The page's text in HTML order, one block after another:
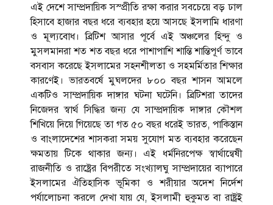
এই দেশে সাম্প্রদায়িক সস্প্রীতি রক্ষা করার সবচেয়ে বড় ঢাল
হিসাবে হাজার বছর ধরে ব্যবহার হয়ে আসছে ইসলামি ধারণা
ও মূল্যবোধ। ব্রিটিশ আসার পূর্বে এই অঞ্চলের হিন্দু ও
মুসলমানরা শত শত বছর ধরে পাশাপাশি শান্তি শান্তিপূর্ণ ভাবে
বসবাস করেছে ইসলামের সহনশীলতা ও সহমর্মিতার শিক্ষার
কারণেই। ভারতবর্ষে মুঘলদের ৮০০ বছর শাসন আমলে
একটিও সাম্প্রদায়িক দাঙ্গার ঘটনা ঘটেনি। ব্রিটিশরা তাদের
নিজেদর স্বার্থ সিদ্ধির জন্য যে সাম্প্রদায়িক দাঙ্গার কৌশল
শিখিয়ে দিয়ে গিয়েছে তা গত ৫০ বছর ধরেই ভারত, পাকিস্তান
ও বাংলাদেশের শাসকরা সময় সুযোগ মত ব্যবহার করেছেন
ক্ষমতায় টিকে থাকার জন্য। এই ধর্মনিরপেক্ষ স্বার্থান্বেষী
রাজনীতি ও রাষ্ট্রের বিপরীতে সংখ্যালঘু সাম্প্রদায়ের ব্যাপারে
ইসলামের ঐতিহাসিক ভূমিকা ও শরীয়ার অদেশ নির্দেশ
পর্যালোচনা করলে দেখা যায় যে, ইসলামী হুকুমত বা রাষ্ট্রই